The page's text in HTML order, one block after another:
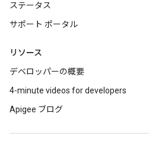
ステータス
サポート ポータル
リソース
デベロッパーの概要
4-minute videos for developers
Apigee ブログ